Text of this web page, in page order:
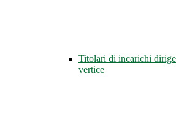
Titolari di incarichi
vertice